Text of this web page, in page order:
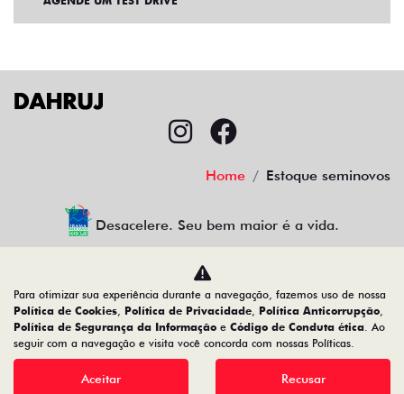
Home Estoque seminovos
Desacelere. Seu bem maior é a vida.
CMJ Comércio de Veículos Ltda
05.026.792/0024-83
Desenvolvido pela DEALERSPACE ® Direitos Reservados.
Para otimizar sua experiência durante a navegação, fazemos uso de nossa
Política de Cookies, Política de Privacidade, Política Anticorrupção,
Política de Segurança da Informação e Código de Conduta ética. Ao
seguir com a navegação e visita você concorda com nossas Políticas.
Aceitar Recusar